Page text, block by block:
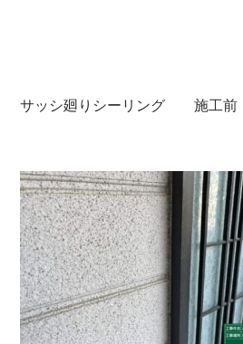
サッシ廻りシーリング 施工前